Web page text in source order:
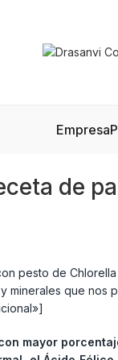
Empresa
de
pesto de
minerales que nos
mayor